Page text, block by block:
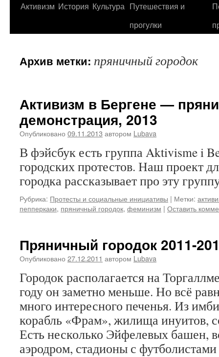
Активизм История Культура Путешествия и
прогулки
Архив метки: пряничный городок
Активизм в Бергене —
демонстрация, 2013
Опубликовано 09.11.2013 автором Lubava
В фэйсбук есть группа Aktivisme i
городских протестов. Наш проект
городка рассказывает про эту
Рубрика: Протесты и социальные инициативы | Метки:
пепперкаки, пряничный городок, феминизм | Оставить
Пряничный городок 2011-
Опубликовано 27.12.2011 автором Lubava
Городок располагается на
году он заметно меньше. Но всё
много интересного печенья. Из
корабль «Фрам», жилища инуитов,
Есть несколько Эйфелевых башен,
аэродром, стадионы с